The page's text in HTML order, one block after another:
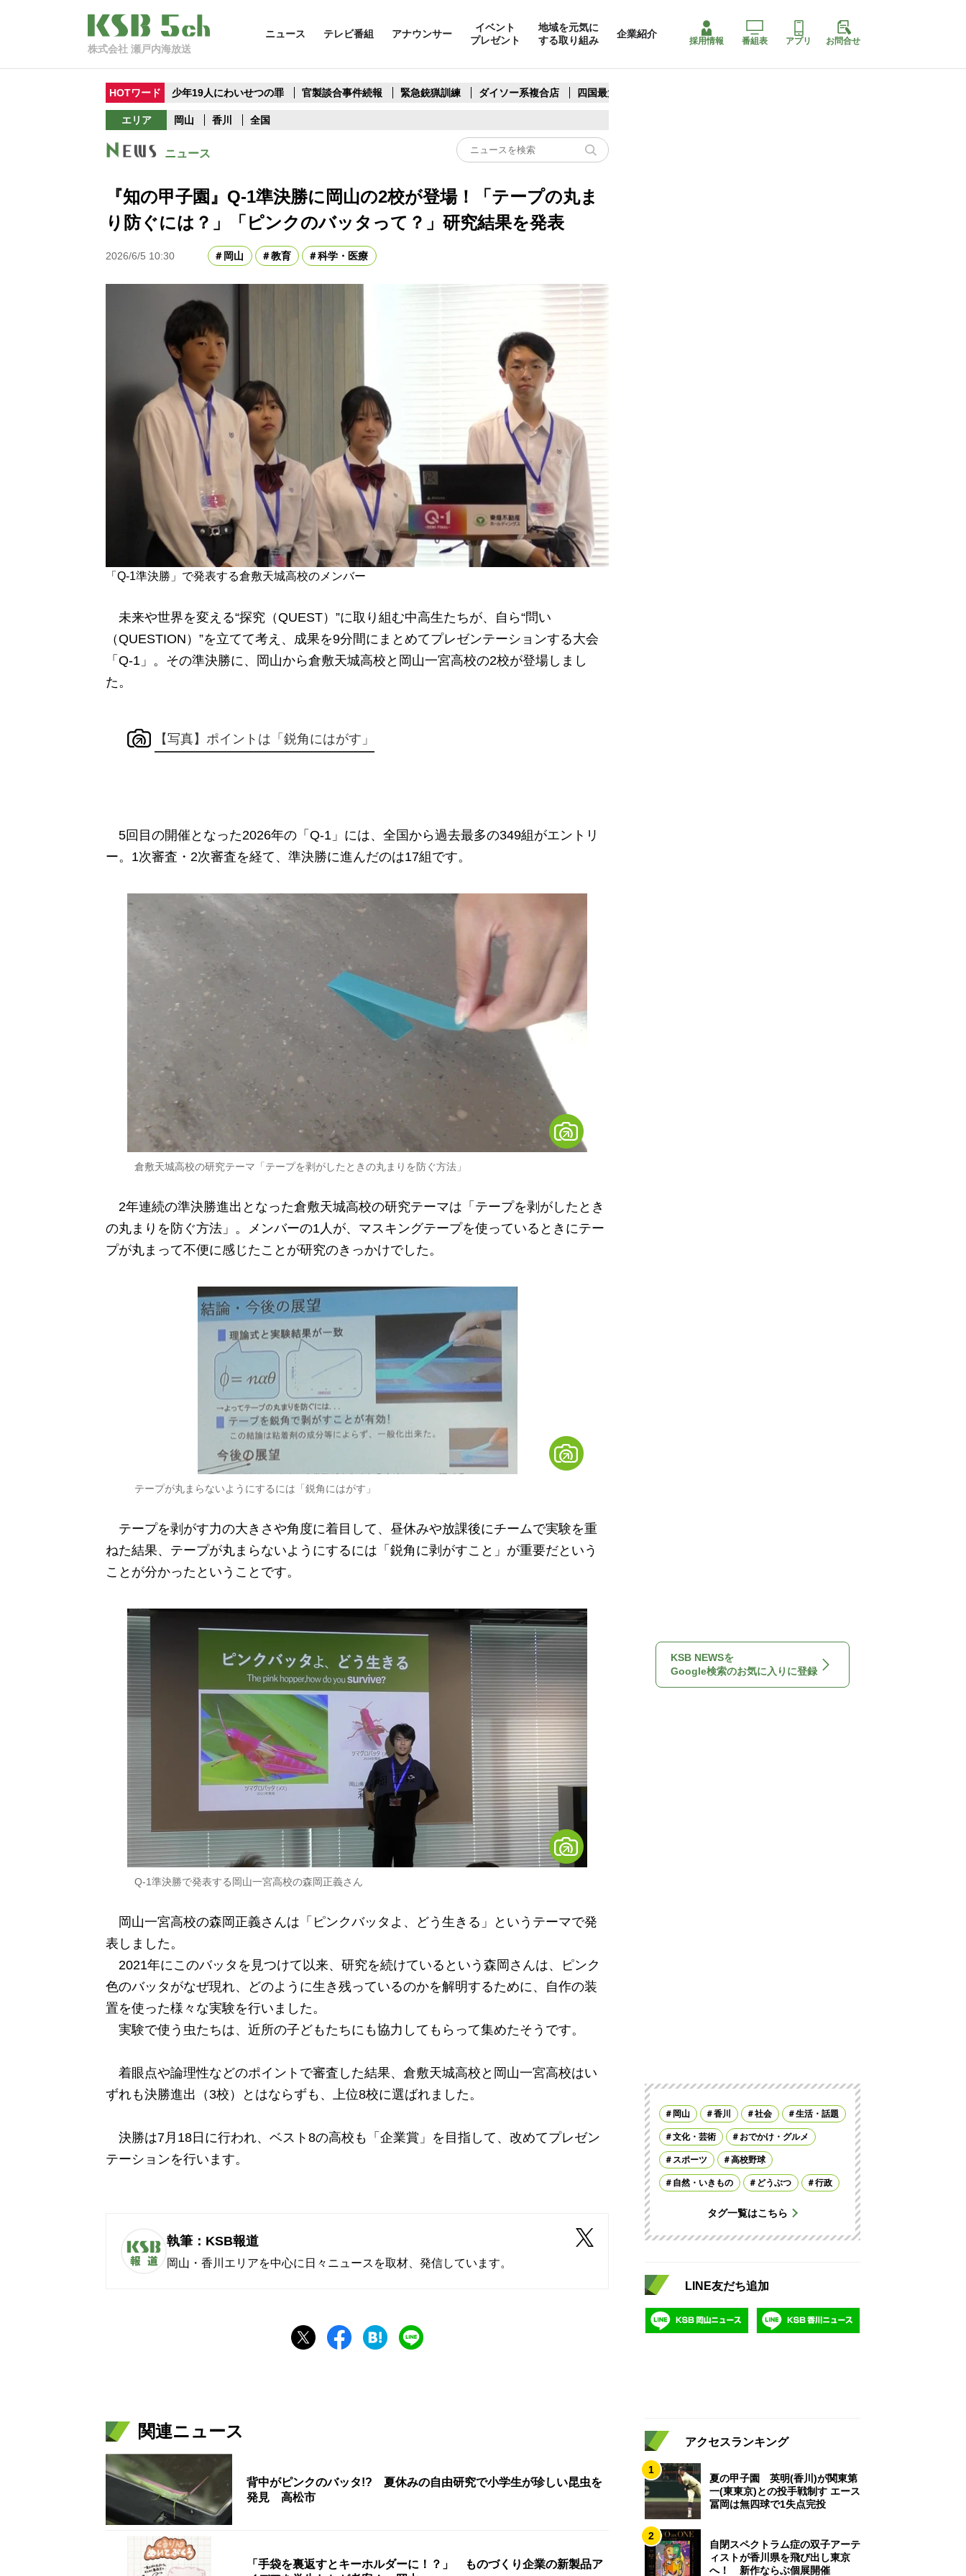
株式会社 瀬戸内海放送
ニュース テレビ番組 アナウンサー
イベント
プレゼント
地域を元気に
する取り組み
企業紹介
採用情報 番組表 アプリ お問合せ
HOTワード 少年19人にわいせつの罪 官製談合事件続報 緊急銃猟訓練 ダイソー系複合店 四国最大スリコ
エリア 岡山 香川 全国
ニュース
『知の甲子園』Q-1準決勝に岡山の2校が登場！「テープの丸ま
り防ぐには？」「ピンクのバッタって？」研究結果を発表
2026/6/5 10:30 岡山 教育 科学・医療
「Q-1準決勝」で発表する倉敷天城高校のメンバー
未来や世界を変える“探究（QUEST）”に取り組む中高生たちが、自ら“問い
（QUESTION ）”を立てて考え、成果を9分間にまとめてプレゼンテーションする大会
「Q-1」。その準決勝に、岡山から倉敷天城高校と岡山一宮高校の2校が登場しまし
た。
【写真】ポイントは「鋭角にはがす」
5回目の開催となった2026年の 「Q-1」には、 全国から過去最多の349組がエントリ
ー。1次審査・2次審査を経て、準決勝に進んだのは17組です。
倉敷天城高校の研究テーマ「テープを剥がしたときの丸まりを防ぐ方法」
2年連続の準決勝進出となった倉敷天城高校の研究テーマは「テープを剥がしたとき
の丸まりを防ぐ方法」。メンバーの1人が、マスキングテープを使っているときにテー
プが丸まって不便に感じたことが研究のきっかけでした。
テープが丸まらないようにするには「鋭角にはがす」
テープを剥がす力の大きさや角度に着目して、昼休みや放課後にチームで実験を重
ねた結果、テープが丸まらないようにするには「鋭角に剥がすこと」が重要だという
ことが分かったということです。
Q-1準決勝で発表する岡山一宮高校の森岡正義さん
岡山一宮高校の森岡正義さんは「ピンクバッタよ、どう生きる」というテーマで発
表しました。
2021年にこのバッタを見つけて以来、研究を続けているという森岡さんは、ピンク
色のバッタがなぜ現れ、どのように生き残っているのかを解明するために、自作の装
置を使った様々な実験を行いました。
実験で使う虫たちは、近所の子どもたちにも協力してもらって集めたそうです。
着眼点や論理性などのポイントで審査した結果、倉敷天城高校と岡山一宮高校はい
ずれも決勝進出（3校）とはならずも、上位8校に選ばれました。
決勝は7月18日に行われ、ベスト8の高校も「企業賞」を目指して、改めてプレゼン
テーションを行います。
執筆：KSB報道
岡山・香川エリアを中心に日々ニュースを取材、発信しています。
関連ニュース
背中がピンクのバッタ!? 夏休みの自由研究で小学生が珍しい昆虫を
発見 高松市
「手袋を裏返すとキーホルダーに！？」 ものづくり企業の新製品ア
KSB NEWSを
Google検索のお気に入りに登録
岡山 香川 社会 生活・話題
文化・芸術 おでかけ・グルメ
スポーツ 高校野球
自然・いきもの どうぶつ 行政
タグ一覧はこちら
LINE友だち追加
アクセスランキング
1
夏の甲子園 英明(香川)が関東第
一(東東京)との投手戦制す エース
冨岡は無四球で1失点完投
2
自閉スペクトラム症の双子アーテ
ィストが香川県を飛び出し東京
へ！ 新作ならぶ個展開催